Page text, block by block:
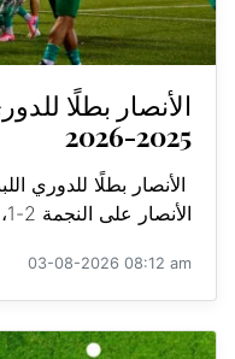
الأنصار بطلًا
2025-2026
الأنصار على النجمة 2-1، في الجولة ال...
03-08-2026 08:12 am